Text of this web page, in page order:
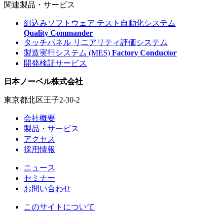
関連製品・サービス
組込みソフトウェア テスト自動化システム
Quality Commander
タッチパネル リニアリティ評価システム
製造実行システム (MES) Factory Conductor
開発検証サービス
日本ノーベル株式会社
東京都北区王子2-30-2
会社概要
製品・サービス
アクセス
採用情報
ニュース
セミナー
お問い合わせ
このサイトについて